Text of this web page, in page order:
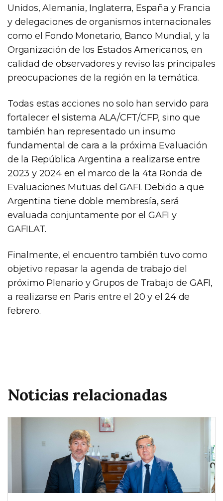
Unidos, Alemania, Inglaterra, España y Francia
y delegaciones de organismos internacionales
como el Fondo Monetario, Banco Mundial, y la
Organización de los Estados Americanos, en
calidad de observadores y reviso las principales
preocupaciones de la región en la temática.
Todas estas acciones no solo han servido para
fortalecer el sistema ALA/CFT/CFP, sino que
también han representado un insumo
fundamental de cara a la próxima Evaluación
de la República Argentina a realizarse entre
2023 y 2024 en el marco de la 4ta Ronda de
Evaluaciones Mutuas del GAFI. Debido a que
Argentina tiene doble membresía, será
evaluada conjuntamente por el GAFI y
GAFILAT.
Finalmente, el encuentro también tuvo como
objetivo repasar la agenda de trabajo del
próximo Plenario y Grupos de Trabajo de GAFI,
a realizarse en Paris entre el 20 y el 24 de
febrero.
Noticias relacionadas